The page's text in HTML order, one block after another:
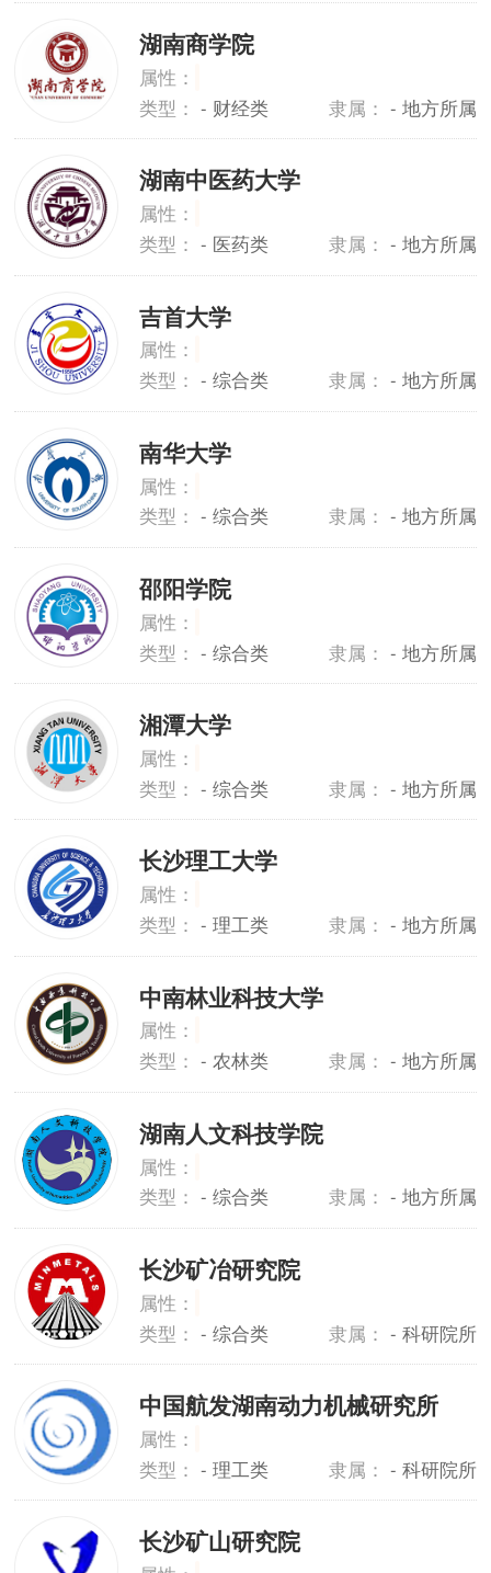
湖南商学院
属性：
类型： - 财经类 隶属： - 地方所属
湖南中医药大学
属性：
类型： - 医药类 隶属： - 地方所属
吉首大学
属性：
类型： - 综合类 隶属： - 地方所属
南华大学
属性：
类型： - 综合类 隶属： - 地方所属
邵阳学院
属性：
类型： - 综合类 隶属： - 地方所属
湘潭大学
属性：
类型： - 综合类 隶属： - 地方所属
长沙理工大学
属性：
类型： - 理工类 隶属： - 地方所属
中南林业科技大学
属性：
类型： - 农林类 隶属： - 地方所属
湖南人文科技学院
属性：
类型： - 综合类 隶属： - 地方所属
长沙矿冶研究院
属性：
类型： - 综合类 隶属： - 科研院所
中国航发湖南动力机械研究所
属性：
类型： - 理工类 隶属： - 科研院所
长沙矿山研究院